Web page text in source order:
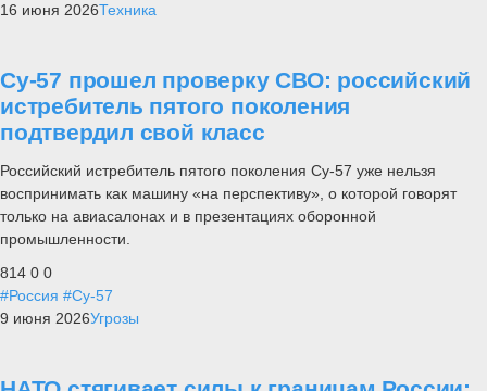
16 июня 2026Техника
Су-57 прошел проверку СВО: российский
истребитель пятого поколения
подтвердил свой класс
Российский истребитель пятого поколения Су-57 уже нельзя
воспринимать как машину «на перспективу», о которой говорят
только на авиасалонах и в презентациях оборонной
промышленности.
814 0 0
#Россия #Су-57
9 июня 2026Угрозы